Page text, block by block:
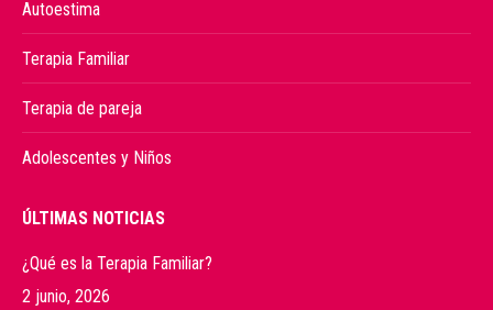
Autoestima
Terapia Familiar
Terapia de pareja
Adolescentes y Niños
ÚLTIMAS NOTICIAS
¿Qué es la Terapia Familiar?
2 junio, 2026